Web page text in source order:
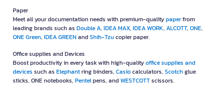
Paper
Meet all your documentation needs with premium-qualitypaperfrom
leading brands such as Double A, IDEA MAX, IDEA WORK, ALCOTT, ONE,
ONE Green, IDEA GREENandShih-Tzucopier paper.
Office supplies and Devices
Boost productivity in every task with high-qualityoffice supplies and
devices such as Elephantring binders, Casiocalculators, Scotchglue
sticks, ONE notebooks, Pentelpens, andWESTCOTTscissors.